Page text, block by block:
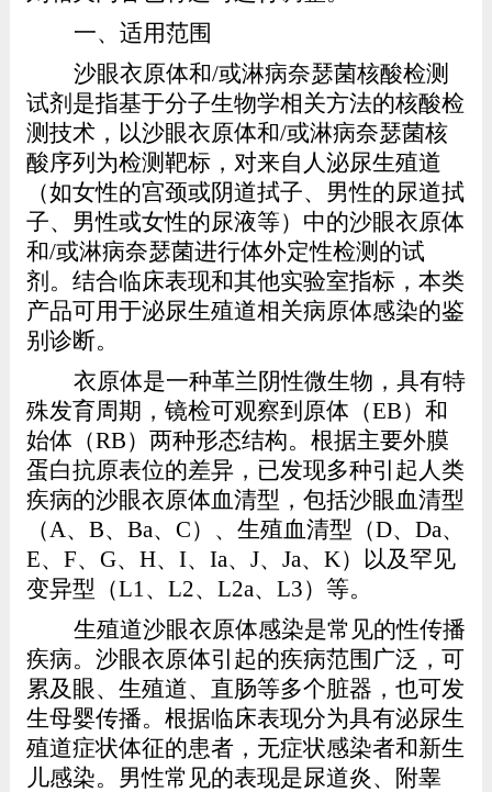
一、适用范围
沙眼衣原体和/或淋病奈瑟菌核酸检测
试剂是指基于分子生物学相关方法的核酸检
测技术，以沙眼衣原体和/或淋病奈瑟菌核
酸序列为检测靶标，对来自人泌尿生殖道
（如女性的宫颈或阴道拭子、男性的尿道拭
子、男性或女性的尿液等）中的沙眼衣原体
和/或淋病奈瑟菌进行体外定性检测的试
剂。结合临床表现和其他实验室指标，本类
产品可用于泌尿生殖道相关病原体感染的鉴
别诊断。
衣原体是一种革兰阴性微生物，具有特
殊发育周期，镜检可观察到原体（EB）和
始体（RB）两种形态结构。根据主要外膜
蛋白抗原表位的差异，已发现多种引起人类
疾病的沙眼衣原体血清型，包括沙眼血清型
（ A、 B、 Ba、 C）、生殖血清型（D、 Da、
E、 F、 G、 H、 I、 Ia、 J、 Ja、 K）以及罕见
变异型（L1 、 L2、 L2a、 L3）等。
生殖道沙眼衣原体感染是常见的性传播
疾病。沙眼衣原体引起的疾病范围广泛，可
累及眼、生殖道、直肠等多个脏器，也可发
生母婴传播。根据临床表现分为具有泌尿生
殖道症状体征的患者，无症状感染者和新生
儿感染。男性常见的表现是尿道炎、附睾